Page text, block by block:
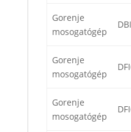
Gorenje
mosogatógép
Gorenje
mosogatógép
Gorenje
mosogatógép